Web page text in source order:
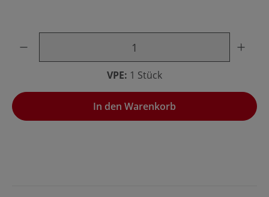
VPE: 1 Stück
In den Warenkorb